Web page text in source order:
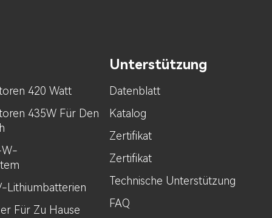
420 Watt
435W Für Den
W-
Lithiumbatterien
Für Zu Hause
Unterstützung
Datenblatt
Katalog
Zertifikat
Zertifikat
Technische Unterstützung
FAQ